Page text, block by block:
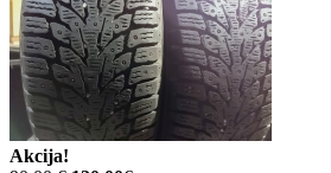
Akcija!